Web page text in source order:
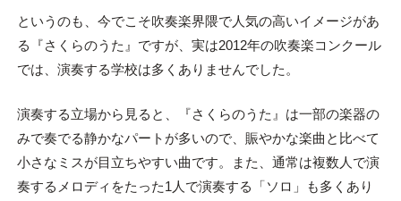
というのも、今でこそ吹奏楽界隈で人気の高いイメージがあ
る『さくらのうた』ですが、実は2012年の吹奏楽コンクール
では、演奏する学校は多くありませんでした。
演奏する立場から見ると、『さくらのうた』は一部の楽器の
みで奏でる静かなパートが多いので、賑やかな楽曲と比べて
小さなミスが目立ちやすい曲です。また、通常は複数人で演
奏するメロディをたった1人で演奏する「ソロ」も多くあり